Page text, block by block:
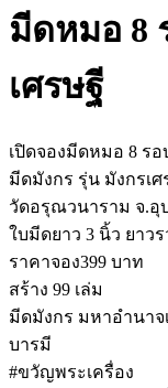
มีดหมอ 8
เศรษฐี
เปิดจองมีดหมอ 8 ร
มีดมังกร รุ่น มังกรเ
วัดอรุณวนาราม จ.อุ
ใบมีดยาว 3 นิ้ว ยาว
ราคาจอง399 บาท
สร้าง 99 เล่ม
มีดมังกร มหาอำนาจ
บารมี
#ขวัญพระเครื่อง